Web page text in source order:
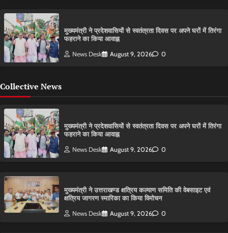
मुख्यमंत्री ने प्रदेशवासियों से स्वतंत्रता दिवस पर अपने घरों में तिरंगा
फहराने का किया आवाह्न
News Desk August 9, 2026 0
Collective News
मुख्यमंत्री ने प्रदेशवासियों से स्वतंत्रता दिवस पर अपने घरों में तिरंगा
फहराने का किया आवाह्न
News Desk August 9, 2026 0
मुख्यमंत्री ने उत्तराखण्ड क्षत्रिय कल्याण समिति की वेबसाइट एवं
क्षत्रिय जागरण स्मारिका का किया विमोचन
News Desk August 9, 2026 0